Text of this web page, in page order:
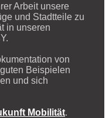
Arbeit unsere
und Stadtteile zu
in unseren
von
Beispielen
und sich
Mobilität.